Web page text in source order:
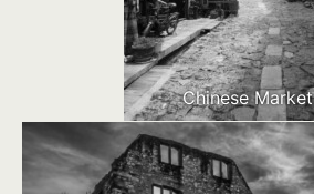
Chinese Market